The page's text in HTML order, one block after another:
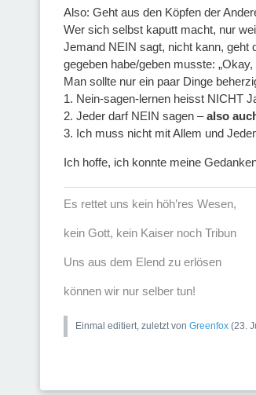
Also: Geht aus den Köpfen der
Wer sich selbst kaputt macht, nur
Jemand NEIN sagt, nicht kann, geht
gegeben habe/geben musste:
Man sollte nur ein paar Dinge
1. Nein-sagen-lernen heisst NICHT
2. Jeder darf NEIN sagen –also
3. Ich muss nicht mit Allem und
Ich hoffe, ich konnte meine
Es rettet uns kein höh’res Wesen,
kein Gott, kein Kaiser noch Tribun
Uns aus dem Elend zu erlösen
können wir nur selber tun!
Einmal editiert, zuletzt von Greenfox (23.